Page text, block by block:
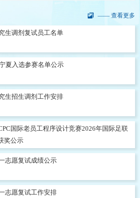
—— 查看更多
生调剂复试员工名单
夏入选参赛名单公示
生招生调剂工作安排
国际老员工程序设计竞赛2026年国际足联
奖公示
志愿复试成绩公示
志愿复试工作安排